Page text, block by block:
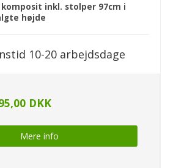
inkl. stolper 97cm i
højde
10-20 arbejdsdage
DKK
Mere info